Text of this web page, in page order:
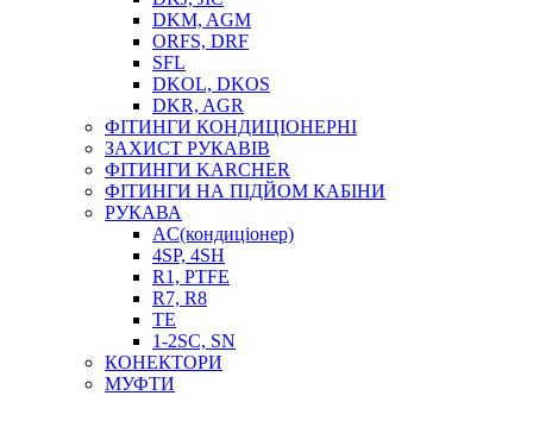
DKM, AGM
ORFS, DRF
SFL
DKOL, DKOS
DKR, AGR
ФІТИНГИ КОНДИЦІОНЕРНІ
ЗАХИСТ РУКАВІВ
ФІТИНГИ KARCHER
ФІТИНГИ НА ПІДЙОМ КАБІНИ
РУКАВА
AC(кондиціонер)
4SP, 4SH
R1, PTFE
R7, R8
TE
1-2SC, SN
КОНЕКТОРИ
МУФТИ